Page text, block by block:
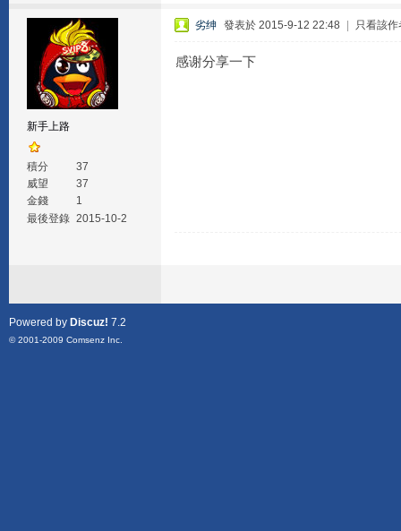
新手上路
積分
37
威望
37
金錢
1
最後登錄 2015-10-2
劣绅 發表於 2015-9-12 22:48 只看該作
感谢分享一下
Powered by Discuz! 7.2
© 2001-2009 Comsenz Inc.